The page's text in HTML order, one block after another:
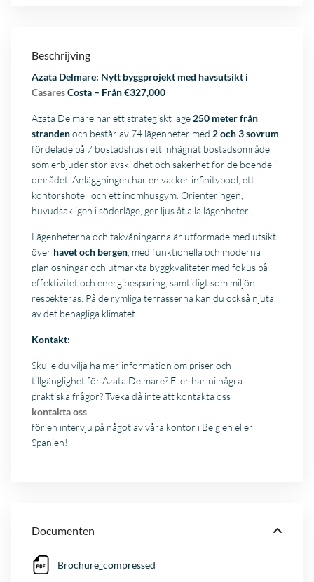
Beschrijving
Azata Delmare: Nytt byggprojekt med havsutsikt i
CasaresCosta – Från €327,000
Azata Delmare har ett strategiskt läge 250 meter från
strandenoch består av 74 lägenheter med 2 och 3 sovrum
fördelade på 7 bostadshus i ett inhägnat bostadsområde
som erbjuder stor avskildhet och säkerhet för de boende i
området. Anläggningen har en vacker infinitypool, ett
kontorshotell och ett inomhusgym. Orienteringen,
huvudsakligen i söderläge, ger ljus åt alla lägenheter.
Lägenheterna och takvåningarna är utformade med utsikt
över havet och bergen , med funktionella och moderna
planlösningar och utmärkta byggkvaliteter med fokus på
effektivitet och energibesparing, samtidigt som miljön
respekteras. På de rymliga terrasserna kan du också njuta
av det behagliga klimatet.
Kontakt:
Skulle du vilja ha mer information om priser och
tillgänglighet för Azata Delmare? Eller har ni några
praktiska frågor? Tveka då inte att kontakta oss
kontakta oss
för en intervju på något av våra kontor i Belgien eller
Spanien!
Documenten
Brochure_compressed